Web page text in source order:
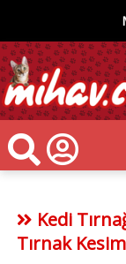
Kedi
Tırnak